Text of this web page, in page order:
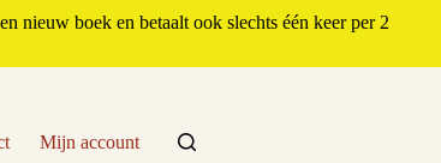
nieuw boek en betaalt ook slechts één keer per 2
Mijn account